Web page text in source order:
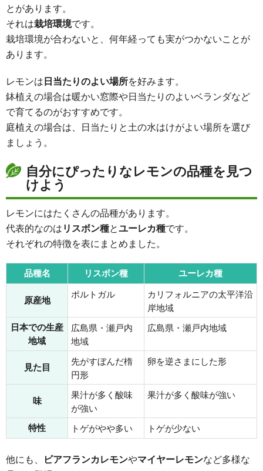
とがあります。
それは栽培環境です。
栽培環境が合わないと、何年経っても実がつかないことが
あります。
レモンは日当たりのよい場所を好みます。
鉢植えの場合は暖かい窓際や日当たりのよいベランダなど
で育てるのがおすすめです。
庭植えの場合は、日当たりと土の水はけがよい場所を選び
ましょう。
自分にぴったりなレモンの品種を見つ
けよう
レモンにはたくさんの品種があります。
代表的なのはリスボン種とユーレカ種です。
それぞれの特徴を表にまとめました。
品種名 リスボン種 ユーレカ種
原産地 ポルトガル
カリフォルニアの太平洋沿
岸地域
日本での生産
地域
広島県・瀬戸内
地域
広島県・瀬戸内地域
見た目
先がすぼんだ楕
円形
卵を逆さまにした形
味
果汁が多く酸味
が強い
果汁が多く酸味が強い
特性 トゲがやや多い トゲが少ない
他にも、 ビアフランカレモンやマイヤーレモンなど多様な